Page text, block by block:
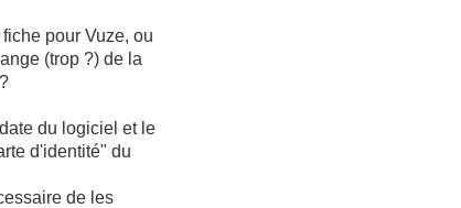
pour Vuze, ou
(trop ?) de la
du logiciel et le
d'identité" du
de les